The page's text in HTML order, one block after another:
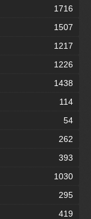
1716
1507
1217
1226
1438
114
54
262
393
1030
295
419